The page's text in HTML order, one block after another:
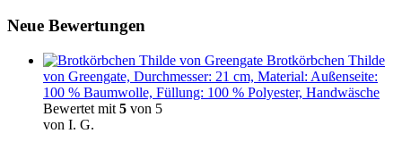
Neue Bewertungen
Brotkörbchen Thilde
von Greengate, Durchmesser: 21 cm, Material: Außenseite:
100 % Baumwolle, Füllung: 100 % Polyester, Handwäsche
Bewertet mit 5 von 5
von I. G.